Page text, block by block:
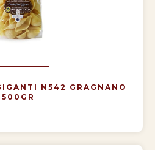
N542 GRAGNANO
500GR